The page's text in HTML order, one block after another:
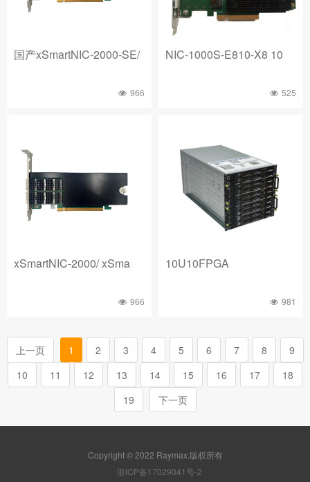
国产xSmartNIC-2000-SE/
966
NIC-1000S-E810-X8 10
525
xSmartNIC-2000/ xSma
966
10U10FPGA
981
上一页 1 2 3 4 5 6 7 8
9
10
11 12 13 14 15 16 17
18
19
下一页
Copyright © 2022 Raymax.版权所有
浙ICP备17029041号-2